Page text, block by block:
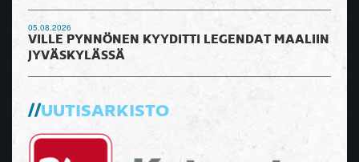
05.08.2026
VILLE PYNNÖNEN KYYDITTI LEGENDAT MAALIIN
JYVÄSKYLÄSSÄ
UUTISARKISTO